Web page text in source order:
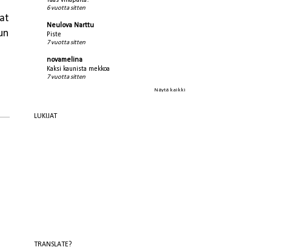
6 vuotta sitten
Neulova Narttu
Piste
7 vuotta sitten
novamelina
Kaksi kaunista mekkoa
7 vuotta sitten
Näytä kaikki
LUKIJAT
TRANSLATE?